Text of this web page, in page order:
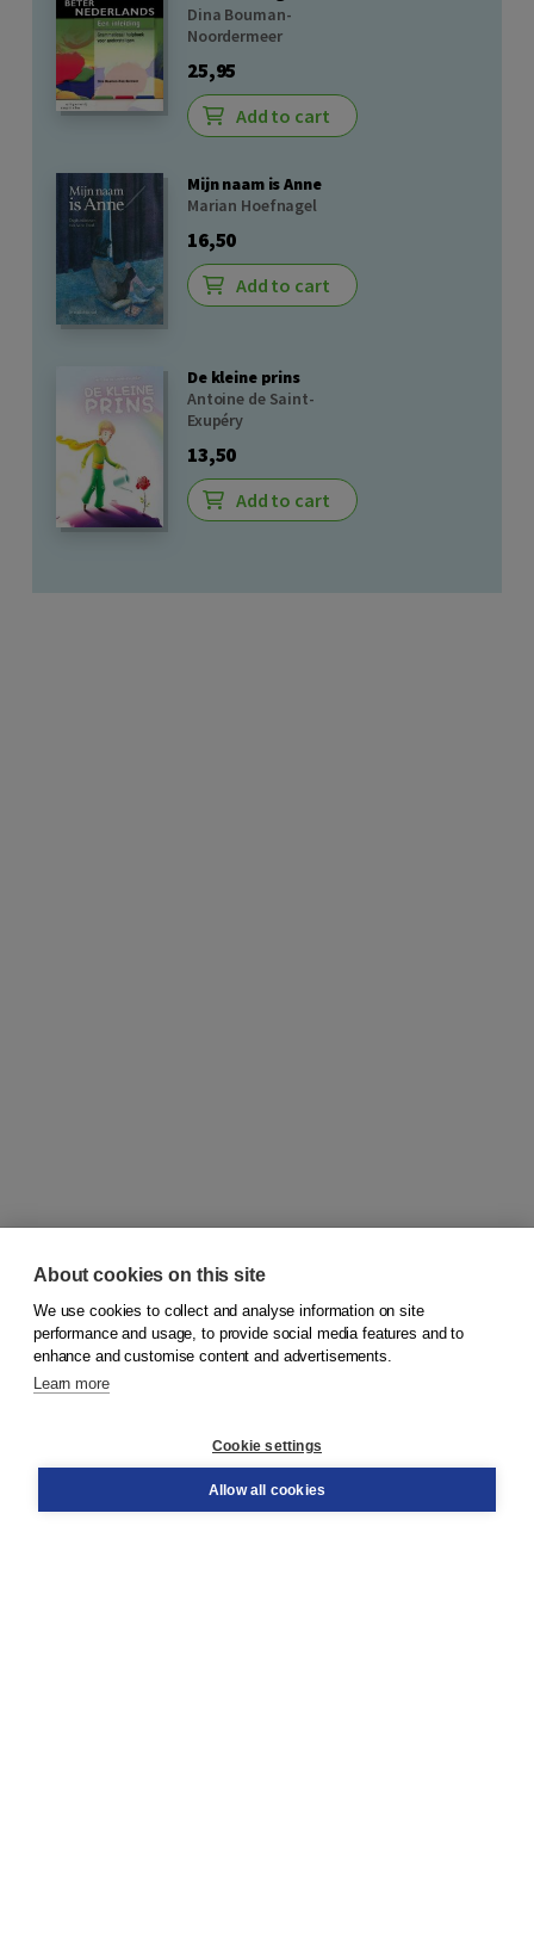
Dina Bouman-
Noordermeer
25,95
Add to cart
Mijn naam is Anne
Marian Hoefnagel
16,50
Add to cart
De kleine prins
Antoine de Saint-
Exupéry
13,50
Add to cart
© 2026Koninklijke Boom uitgevers
Order
About cookies on this site
We use cookies to collect and analyse information on site
performance and usage, to provide social media features and to
enhance and customise content and advertisements.
Learn more
Cookie settings
Allow all cookies